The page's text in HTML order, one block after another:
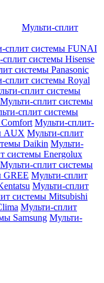
Мульти-сплит
сплит системы FUNAI
системы Hisense
системы Panasonic
сплит системы Royal
сплит системы
Мульти-сплит системы
сплит системы
Мульти-сплит-
AUX Мульти-сплит
Daikin Мульти-
системы Energolux
Мульти-сплит системы
GREE Мульти-сплит
Мульти-сплит
системы Mitsubishi
Мульти-сплит
Samsung Мульти-